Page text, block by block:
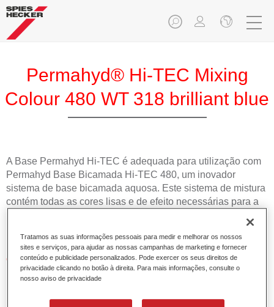
Permahyd® Hi-TEC Mixing
Colour 480 WT 318 brilliant blue
A Base Permahyd Hi-TEC é adequada para utilização com
Permahyd Base Bicamada Hi-TEC 480, um inovador
sistema de base bicamada aquosa. Este sistema de mistura
contém todas as cores lisas e de efeito necessárias para a
Características do produto
Simples e rápido de aplicar.
orientação de efeito.
Tratamos as suas informações pessoais para medir e melhorar os nossos
sites e serviços, para ajudar as nossas campanhas de marketing e fornecer
conteúdo e publicidade personalizados. Pode exercer os seus direitos de
privacidade clicando no botão à direita. Para mais informações, consulte o
nosso aviso de privacidade